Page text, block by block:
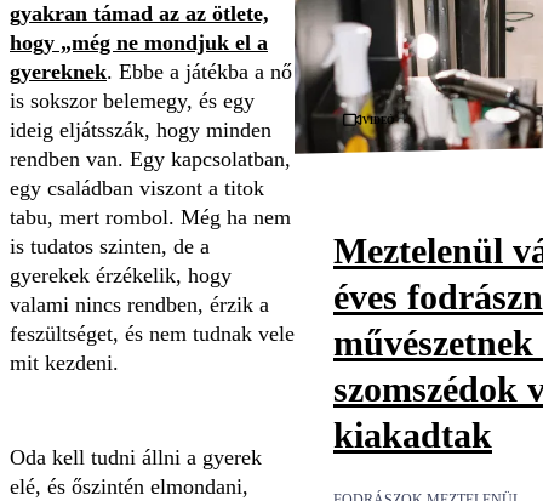
gyakran támad az az ötlete,
hogy „még ne mondjuk el a
gyereknek. Ebbe a játékba a nő
is sokszor belemegy, és egy
ideig eljátsszák, hogy minden
rendben van. Egy kapcsolatban,
egy családban viszont a titok
tabu, mert rombol. Még ha nem
is tudatos szinten, de a
gyerekek érzékelik, hogy
valami nincs rendben, érzik a
feszültséget, és nem tudnak vele
mit kezdeni.
Oda kell tudni állni a gyerek
elé, és őszintén elmondani,
Videó
Meztelenül
éves
szomszédok
kiakadtak